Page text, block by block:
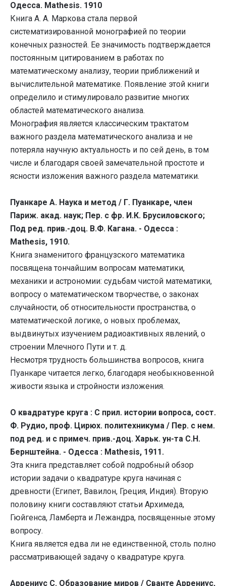
Одесса. Mathesis. 1910
Книга А. А. Маркова стала первой
систематизированной монографией по теории
конечных разностей. Ее значимость подтверждается
постоянным цитированием в работах по
математическому анализу, теории приближений и
вычислительной математике. Появление этой книги
определило и стимулировало развитие многих
областей математического анализа.
Монография является классическим трактатом
важного раздела математического анализа и не
потеряла научную актуальность и по сей день, в том
числе и благодаря своей замечательной простоте и
ясности изложения важного раздела математики.
Пуанкаре А. Наука и метод / Г. Пуанкаре, член
Париж. акад. наук; Пер. с фр. И.К. Брусиловского;
Под ред. прив.-доц. В.Ф. Кагана. - Одесса :
Mathesis, 1910.
Книга знаменитого французского математика
посвящена тончайшим вопросам математики,
механики и астрономии: судьбам чистой математики,
вопросу о математическом творчестве, о законах
случайности, об относительности пространства, о
математической логике, о новых проблемах,
выдвинутых изучением радиоактивных явлений, о
строении Млечного Пути и т. д.
Несмотря трудность большинства вопросов, книга
Пуанкаре читается легко, благодаря необыкновенной
живости языка и стройности изложения.
О квадратуре круга : С прил. истории вопроса, сост.
Ф. Рудио, проф. Цирюх. политехникума / Пер. с нем.
под ред. и с примеч. прив.-доц. Харьк. ун-та С.Н.
Бернштейна. - Одесса : Mathesis, 1911.
Эта книга представляет собой подробный обзор
истории задачи о квадратуре круга начиная с
древности (Египет, Вавилон, Греция, Индия). Вторую
половину книги составляют статьи Архимеда,
Гюйгенса, Ламберта и Лежандра, посвященные этому
вопросу.
Книга является едва ли не единственной, столь полно
рассматривающей задачу о квадратуре круга.
Аррениус С. Образование миров / Сванте Аррениус,